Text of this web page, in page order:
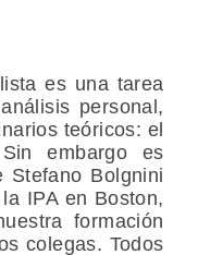
es una tarea
personal,
teóricos: el
embargo es
Stefano Bolgnini
IPA en Boston,
formación
colegas. Todos